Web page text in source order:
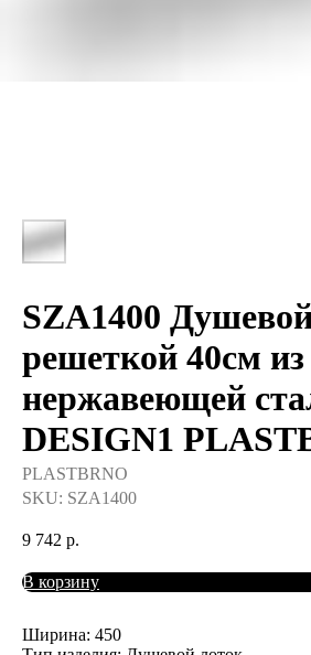
SZA1400
решеткой 40см из
нержавеющей
DESIGN1
PLASTBRNO
SKU: SZA1400
9 742 р.
В корзину
Ширина: 450